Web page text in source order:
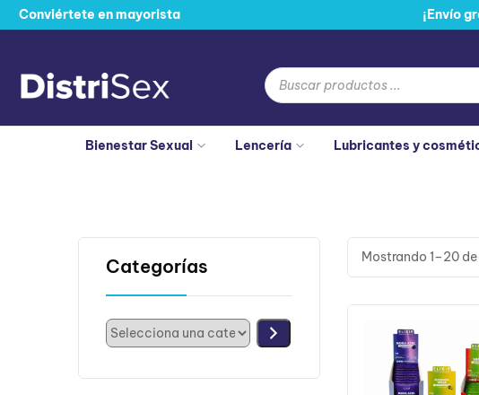
Conviértete en mayorista ¡Envío
Bienestar Sexual Lencería Lubricantes y
Categorías Mostrando 1–20